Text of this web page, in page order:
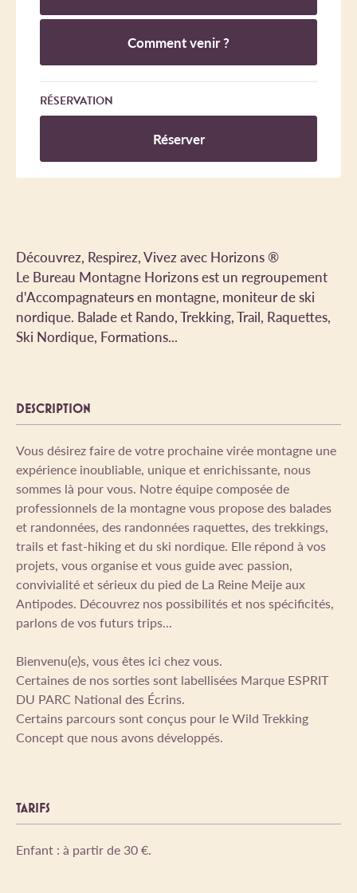
Découvrez, Respirez, Vivez avec Horizons ®
Le Bureau Montagne Horizons est un regroupement
d'Accompagnateurs en montagne, moniteur de ski
nordique. Balade et Rando, Trekking, Trail, Raquettes,
Ski Nordique, Formations...
DESCRIPTION
Vous désirez faire de votre prochaine virée montagne une
expérience inoubliable, unique et enrichissante, nous
sommes là pour vous. Notre équipe composée de
professionnels de la montagne vous propose des balades
et randonnées, des randonnées raquettes, des trekkings,
trails et fast-hiking et du ski nordique. Elle répond à vos
projets, vous organise et vous guide avec passion,
convivialité et sérieux du pied de La Reine Meije aux
Antipodes. Découvrez nos possibilités et nos spécificités,
parlons de vos futurs trips...
Bienvenu(e)s, vous êtes ici chez vous.
Certaines de nos sorties sont labellisées Marque ESPRIT
DU PARC National des Écrins.
Certains parcours sont conçus pour le Wild Trekking
Concept que nous avons développés.
TARIFS
Enfant : à partir de 30 €.
Comment venir ?
RÉSERVATION
Réserver